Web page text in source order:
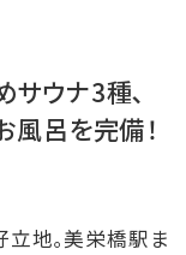
サウナ3種､
呂を完備！
立地｡美栄橋駅ま